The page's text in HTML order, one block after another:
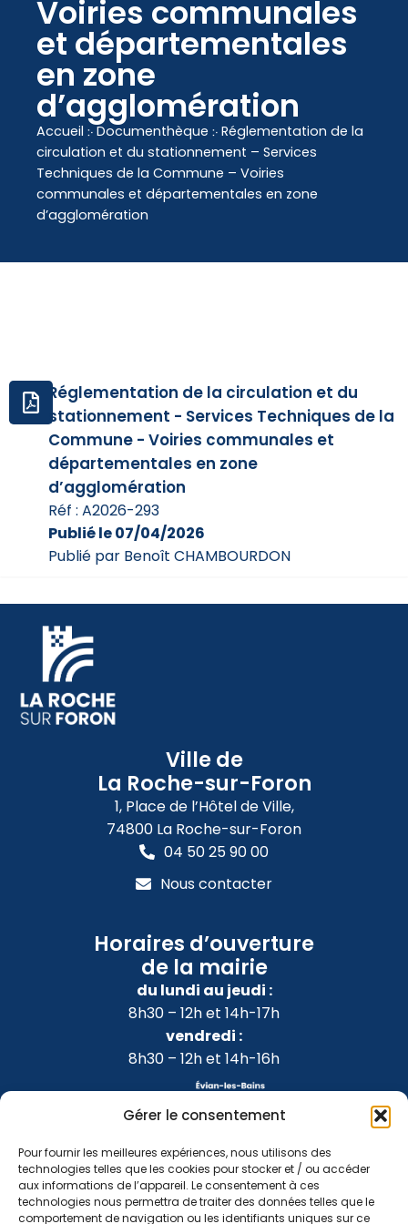
Gérer le consentement
Pour fournir les meilleures expériences, nous utilisons des
technologies telles que les cookies pour stocker et / ou accéder
aux informations de l’appareil. Le consentement à ces
technologies nous permettra de traiter des données telles que le
comportement de navigation ou les identifiants uniques sur ce
principalVoiries communales
et départementales
en zone
d’agglomération
Accueil ჻ Documenthèque ჻ Réglementation de la
circulation et du stationnement – Services
Techniques de la Commune – Voiries
communales et départementales en zone
d’agglomération
Réglementation de la circulation et du
stationnement - Services Techniques de la
Commune - Voiries communales et
départementales en zone
d’agglomération
Réf : A2026-293
Publié le 07/04/2026
Publié par Benoît CHAMBOURDON
Ville de
La Roche-sur-Foron
1, Place de l’Hôtel de Ville,
74800 La Roche-sur-Foron
04 50 25 90 00
Nous contacter
Horaires d’ouverture
de la mairie
du lundi au jeudi :
8h30 – 12h et 14h-17h
vendredi :
8h30 – 12h et 14h-16h